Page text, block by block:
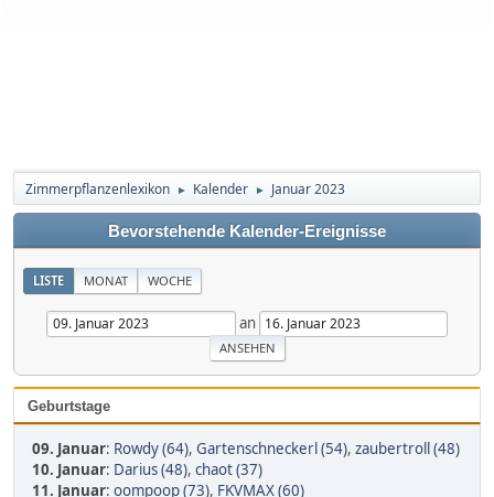
Zimmerpflanzenlexikon ► Kalender ► Januar 2023
Bevorstehende Kalender-Ereignisse
LISTE MONAT WOCHE
an
Geburtstage
09. Januar: Rowdy (64), Gartenschneckerl (54), zaubertroll (48)
10. Januar: Darius (48), chaot (37)
11. Januar: oompoop (73), FKVMAX (60)